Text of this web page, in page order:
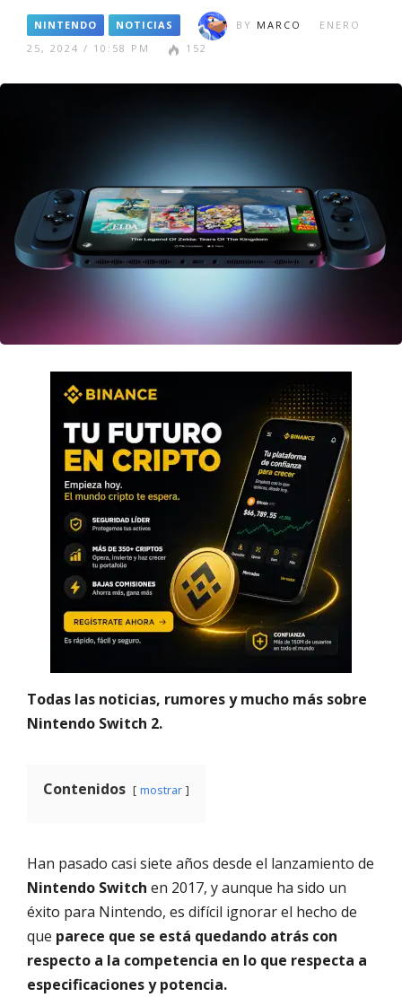
NINTENDO NOTICIAS BY MARCO
ENERO
25, 2024 / 10:58 PM
152
Todas las noticias, rumores y mucho más sobre
Nintendo Switch 2.
Contenidos mostrar
Han pasado casi siete años desde el lanzamiento de
Nintendo Switch en 2017, y aunque ha sido un
éxito para Nintendo, es difícil ignorar el hecho de
que parece que se está quedando atrás con
respecto a la competencia en lo que respecta a
especificaciones y potencia.